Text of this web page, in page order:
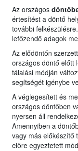
Az országos
értesítést a döntő
további
lefőzendő adagok
Az elődöntőn
országos döntő előtt
tálalási módján
segítségét igénybe
A véglegesített és
országos döntőben
nyersen áll
Amennyiben a
vagy más előkészítő
előre egyeztetett